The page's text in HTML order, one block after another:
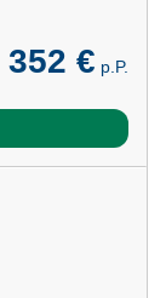
352 € p.P.